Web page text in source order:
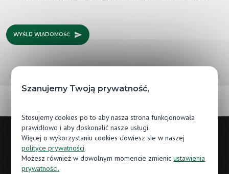
WYŚLIJ WIADOMOŚĆ
Godziny otwarcia
Szanujemy Twoją prywatność,
Stosujemy cookies po to aby nasza strona funkcjonowała
prawidłowo i aby doskonalić nasze usługi.
Więcej o wykorzystaniu cookies dowiesz sie w naszej
polityce prywatności.
Możesz również w dowolnym momencie zmienicustawienia
prywatności.